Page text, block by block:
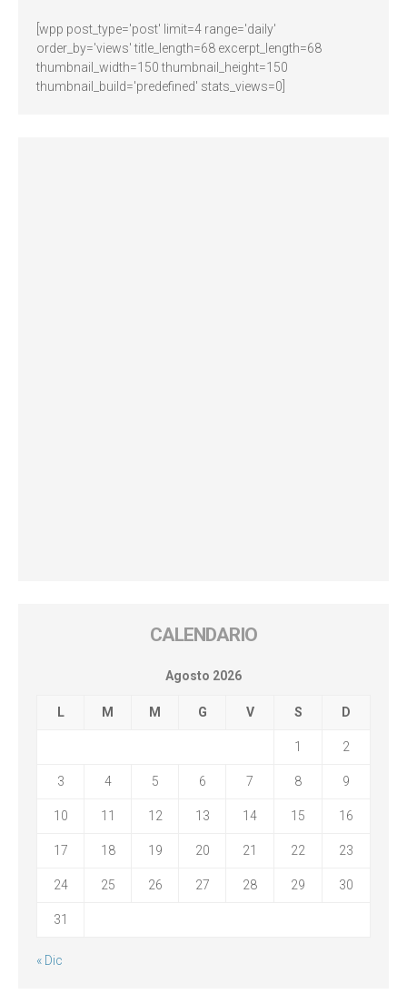
[wpp post_type='post' limit=4 range='daily'
order_by='views' title_length=68 excerpt_length=68
thumbnail_width=150 thumbnail_height=150
thumbnail_build='predefined' stats_views=0]
CALENDARIO
Agosto 2026
L M M G V S D
1 2
3 4 5 6 7 8 9
10 11 12 13 14 15 16
17 18 19 20 21 22 23
24 25 26 27 28 29 30
31
« Dic